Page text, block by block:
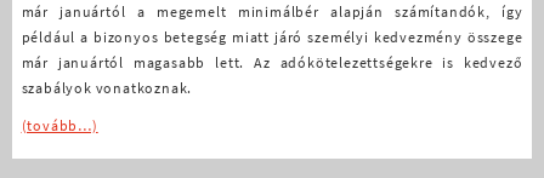
már januártól a megemelt minimálbér alapján számítandók, így
például a bizonyos betegség miatt járó személyi kedvezmény összege
már januártól magasabb lett. Az adókötelezettségekre is kedvező
szabályok vonatkoznak.
(tovább…)